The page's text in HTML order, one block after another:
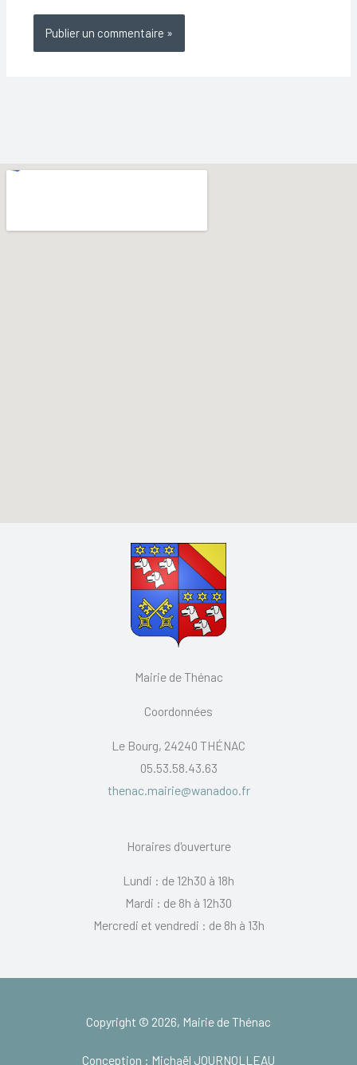
Mairie de Thénac
Coordonnées
Le Bourg, 24240 THÉNAC
05.53.58.43.63
thenac.mairie@wanadoo.fr
Horaires d'ouverture
Lundi : de 12h30 à 18h
Mardi : de 8h à 12h30
Mercredi et vendredi : de 8h à 13h
Copyright © 2026, Mairie de Thénac
Conception : Michaël JOURNOLLEAU